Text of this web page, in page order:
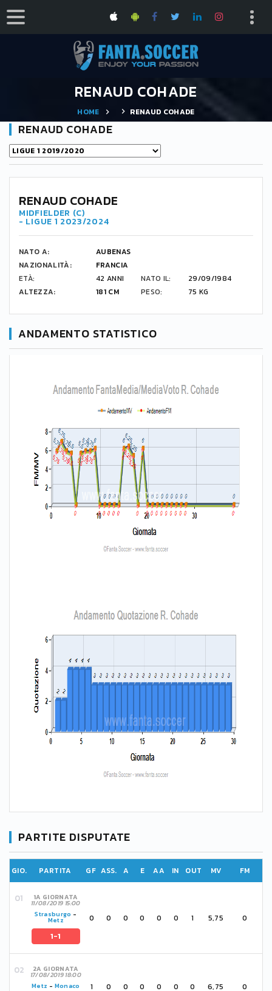
RENAUD COHADE
HOME RENAUD COHADE
RENAUD COHADE
RENAUD COHADE
MIDFIELDER (C)
- LIGUE 1 2023/2024
NATO A:
AUBENAS
NAZIONALITÀ:
FRANCIA
ETÀ:
42 ANNI NATO IL:
29/09/1984
ALTEZZA:
181 CM PESO: 75 KG
ANDAMENTO STATISTICO
PARTITE DISPUTATE
GIO. PARTITA GF ASS. A E AA IN OUT MV FM
1A GIORNATA
11/08/2019 15:00
Strasburgo -
Metz
1-1
0 0 0 0 0 0 1 5,75 0
2A GIORNATA
17/08/2019 18:00
Metz - Monaco 1 0 0 0 0 0 0 6,75 0